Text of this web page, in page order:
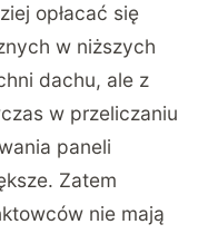
opłacać się
w niższych
dachu, ale z
w przeliczaniu
paneli
Zatem
nie mają